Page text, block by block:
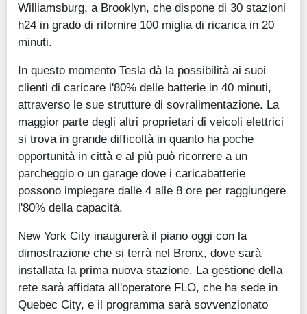
Williamsburg, a Brooklyn, che dispone di 30 stazioni
h24 in grado di rifornire 100 miglia di ricarica in 20
minuti.
In questo momento Tesla dà la possibilità ai suoi
clienti di caricare l'80% delle batterie in 40 minuti,
attraverso le sue strutture di sovralimentazione. La
maggior parte degli altri proprietari di veicoli elettrici
si trova in grande difficoltà in quanto ha poche
opportunità in città e al più può ricorrere a un
parcheggio o un garage dove i caricabatterie
possono impiegare dalle 4 alle 8 ore per raggiungere
l'80% della capacità.
New York City inaugurerà il piano oggi con la
dimostrazione che si terrà nel Bronx, dove sarà
installata la prima nuova stazione. La gestione della
rete sarà affidata all'operatore FLO, che ha sede in
Quebec City, e il programma sarà sovvenzionato